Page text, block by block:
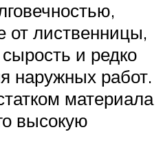
от лиственницы,
и редко
наружных работ.
материала
высокую